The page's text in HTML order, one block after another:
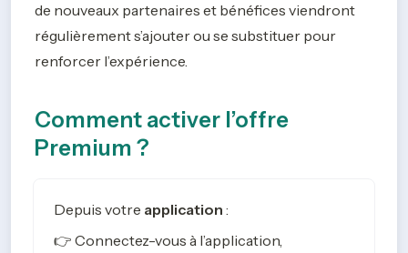
de nouveaux partenaires et bénéfices viendront
régulièrement s’ajouter ou se substituer pour
renforcer l’expérience.
Comment activer l’offre
Premium ?
Depuis votre application :
👉 Connectez-vous à l’application,